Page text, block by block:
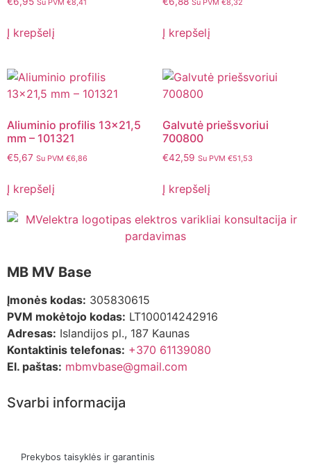
Su PVM €8,41
Į krepšelį
Su PVM €8,32
Į krepšelį
Aliuminio profilis 13×21,5
mm – 101321
€5,67 Su PVM €6,86
Į krepšelį
Galvutė priešsvoriui
700800
€42,59 Su PVM €51,53
Į krepšelį
MB MV Base
Įmonės kodas: 305830615
PVM mokėtojo kodas: LT100014242916
Adresas: Islandijos pl., 187 Kaunas
Kontaktinis telefonas: +370 61139080
El. paštas: mbmvbase@gmail.com
Svarbi informacija
Prekybos taisyklės ir garantinis